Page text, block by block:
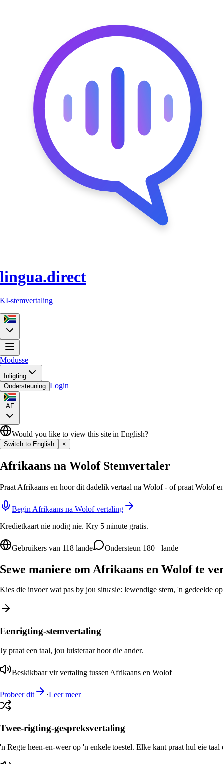
lingua.direct
KI-stemvertaling
Modusse
Inligting
Ondersteuning Login
AF
Would you like to view this site in English?
Switch to English ×
Afrikaans na Wolof Stemvertaler
Praat Afrikaans en hoor dit dadelik vertaal na Wolof - of praat Wolof
Begin Afrikaans na Wolof vertaling
Kredietkaart nie nodig nie. Kry 5 minute gratis.
Gebruikers van 118 lande Ondersteun 180+ lande
Sewe maniere om Afrikaans en Wolof te
Kies die invoer wat pas by jou situasie: lewendige stem, 'n gedeelde
Eenrigting-stemvertaling
Jy praat een taal, jou luisteraar hoor die ander.
Beskikbaar vir vertaling tussen Afrikaans en Wolof
Probeer dit ·Leer meer
Twee-rigting-gespreksvertaling
'n Regte heen-en-weer op 'n enkele toestel. Elke kant praat hul eie taal